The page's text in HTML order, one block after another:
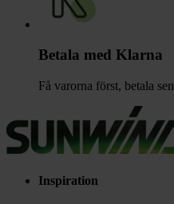
Betala med Klarna
Få varorna först, betala sen
Inspiration